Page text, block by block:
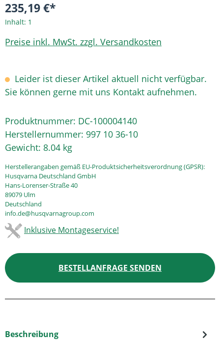
235,19 €*
Inhalt: 1
Preise inkl. MwSt. zzgl. Versandkosten
Leider ist dieser Artikel aktuell nicht verfügbar.
Sie können gerne mit uns Kontakt aufnehmen.
Produktnummer: DC-100004140
Herstellernummer: 997 10 36-10
Gewicht: 8.04 kg
Herstellerangaben gemäß EU-Produktsicherheitsverordnung (GPSR):
Husqvarna Deutschland GmbH
Hans-Lorenser-Straße 40
89079 Ulm
Deutschland
info.de@husqvarnagroup.com
Inklusive Montageservice!
BESTELLANFRAGE SENDEN
Beschreibung